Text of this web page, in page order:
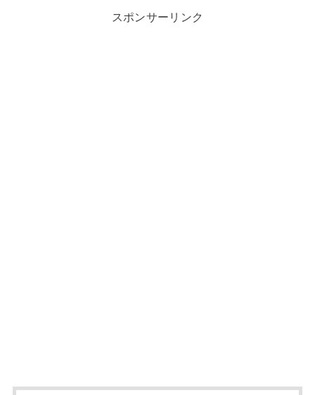
スポンサーリンク